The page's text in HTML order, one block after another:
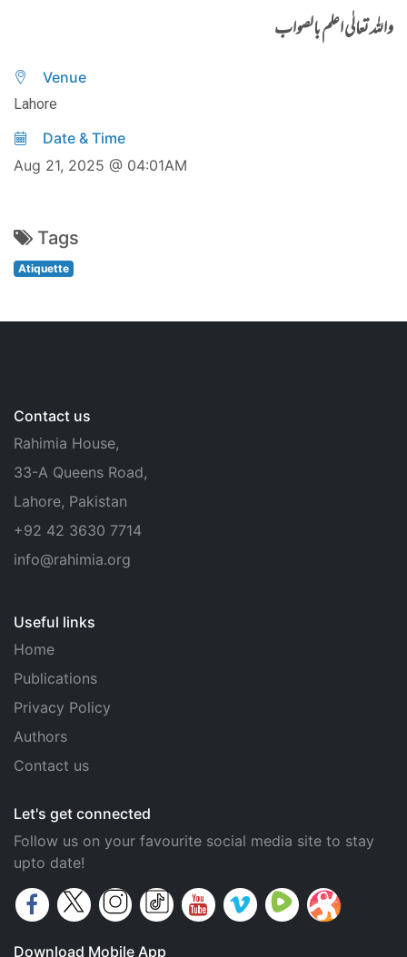
واللہ تعالٰی اعلم بالصواب
Venue
Lahore
Date & Time
Aug 21, 2025 @ 04:01AM
Tags
Atiquette
Contact us
Rahimia House,
33-A Queens Road,
Lahore, Pakistan
+92 42 3630 7714
info@rahimia.org
Useful links
Home
Publications
Privacy Policy
Authors
Contact us
Let's get connected
Follow us on your favourite social media site to stay
upto date!
Download Mobile App